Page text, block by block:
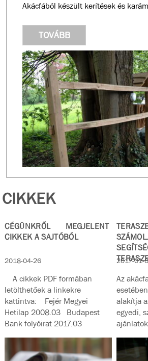
Akácfából készült kerítések és
CIKKEK
CÉGÜNKRŐL MEGJELENT
CIKKEK A SAJTÓBÓL
2018-04-26
A cikkek PDF formában
letölthetőek a linkekre
kattintva: Fejér Megyei
Hetilap 2008.03 Budapest
Bank folyóirat 2017.03
2017-01-
Az
alakítja
egyedi,